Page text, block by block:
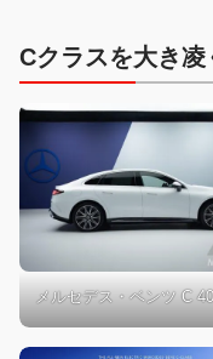
Cクラスを大き
メルセデス・ベンツ C